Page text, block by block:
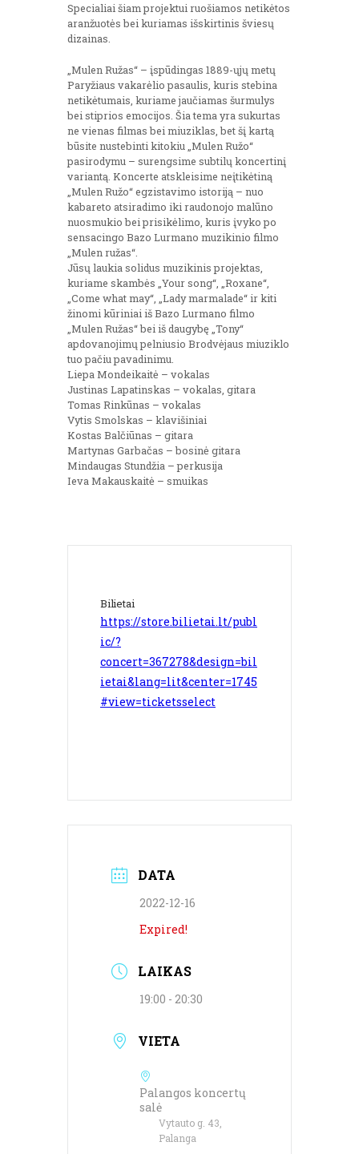
Specialiai šiam projektui ruošiamos netikėtos
aranžuotės bei kuriamas išskirtinis šviesų
dizainas.
„Mulen Ružas“ – įspūdingas 1889-ųjų metų
Paryžiaus vakarėlio pasaulis, kuris stebina
netikėtumais, kuriame jaučiamas šurmulys
bei stiprios emocijos. Šia tema yra sukurtas
ne vienas filmas bei miuziklas, bet šį kartą
būsite nustebinti kitokiu „Mulen Ružo“
pasirodymu – surengsime subtilų koncertinį
variantą. Koncerte atskleisime neįtikėtiną
„Mulen Ružo“ egzistavimo istoriją – nuo
kabareto atsiradimo iki raudonojo malūno
nuosmukio bei prisikėlimo, kuris įvyko po
sensacingo Bazo Lurmano muzikinio filmo
„Mulen ružas“.
Jūsų laukia solidus muzikinis projektas,
kuriame skambės „Your song“, „Roxane“,
„Come what may“, „Lady marmalade“ ir kiti
žinomi kūriniai iš Bazo Lurmano filmo
„Mulen Ružas“ bei iš daugybę „Tony“
apdovanojimų pelniusio Brodvėjaus miuziklo
tuo pačiu pavadinimu.
Liepa Mondeikaitė – vokalas
Justinas Lapatinskas – vokalas, gitara
Tomas Rinkūnas – vokalas
Vytis Smolskas – klavišiniai
Kostas Balčiūnas – gitara
Martynas Garbačas – bosinė gitara
Mindaugas Stundžia – perkusija
Ieva Makauskaitė – smuikas
Bilietai
https://store.bilietai.lt/publ
ic/?
concert=367278&design=bil
ietai&lang=lit&center=1745
#view=ticketsselect
DATA
2022-12-16
Expired!
LAIKAS
19:00 - 20:30
VIETA
Palangos koncertų
salė
Vytauto g. 43,
Palanga